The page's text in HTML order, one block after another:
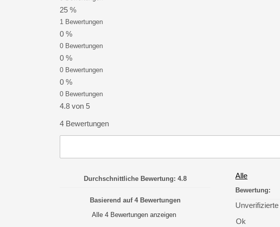
25 %
1 Bewertungen
0 %
0 Bewertungen
0 %
0 Bewertungen
0 %
0 Bewertungen
4.8 von 5
4 Bewertungen
Durchschnittliche Bewertung: 4.8
Basierend auf 4 Bewertungen
Alle 4 Bewertungen anzeigen
Alle
Bewertung:
Ok